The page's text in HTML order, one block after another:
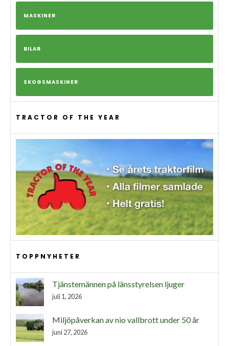
MASKINER
BILAR
SKOGSMASKINER
TRACTOR OF THE YEAR
TOPPNYHETER
Tjänstemännen på länsstyrelsen ljuger
juli 1, 2026
Miljöpåverkan av nio vallbrott under 50 år
juni 27, 2026